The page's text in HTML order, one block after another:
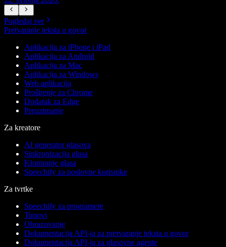
Pogledaj sve
Pretvaranje teksta u govor
Aplikacija za iPhone i iPad
Aplikacija za Android
Aplikacija za Mac
Aplikacija za Windows
Web aplikacija
Proširenje za Chrome
Dodatak za Edge
Preuzimanje
Za kreatore
AI generator glasova
Sinkronizacija glasa
Kloniranje glasa
Speechify za poslovne korisnike
Za tvrtke
Speechify za programere
Timovi
Obrazovanje
Dokumentacija API-ja za pretvaranje teksta u govor
Dokumentacija API-ja za glasovne agente